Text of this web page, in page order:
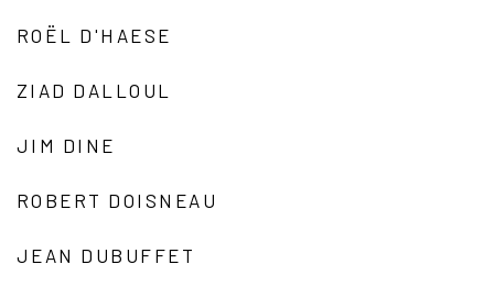
ROËL D'HAESE
ZIAD DALLOUL
JIM DINE
ROBERT DOISNEAU
JEAN DUBUFFET